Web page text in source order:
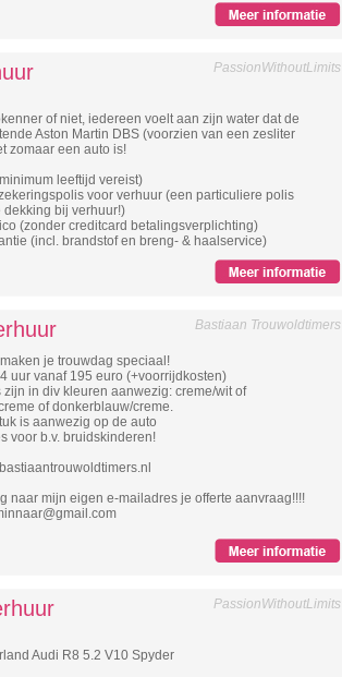
PassionWithoutLimits
of niet, iedereen voelt aan zijn water dat de
Aston Martin DBS (voorzien van een zesliter
zomaar een auto is!
leeftijd vereist)
voor verhuur (een particuliere polis
dekking bij verhuur!)
(zonder creditcard betalingsverplichting)
(incl. brandstof en breng- & haalservice)
Bastiaan Trouwoldtimers
je trouwdag speciaal!
uur vanaf 195 euro (+voorrijdkosten)
zijn in div kleuren aanwezig: creme/wit of
of donkerblauw/creme.
is aanwezig op de auto
voor b.v. bruidskinderen!
naar mijn eigen e-mailadres je offerte aanvraag!!!!
PassionWithoutLimits
Audi R8 5.2 V10 Spyder